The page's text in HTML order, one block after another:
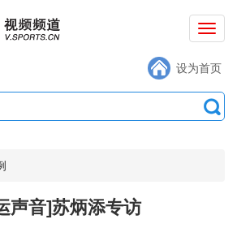
设为首页
切
导
航
声音]苏炳添专访